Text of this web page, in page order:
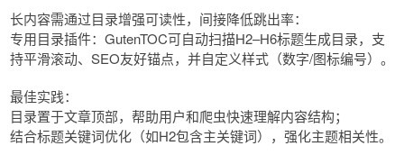
长内容需通过目录增强可读性，间接降低跳出率：
专用目录插件：GutenTOC可自动扫描H2–H6标题生成目录，支
持平滑滚动、SEO友好锚点，并自定义样式（数字/图标编号）。
最佳实践：
目录置于文章顶部，帮助用户和爬虫快速理解内容结构；
结合标题关键词优化（如H2包含主关键词），强化主题相关性。